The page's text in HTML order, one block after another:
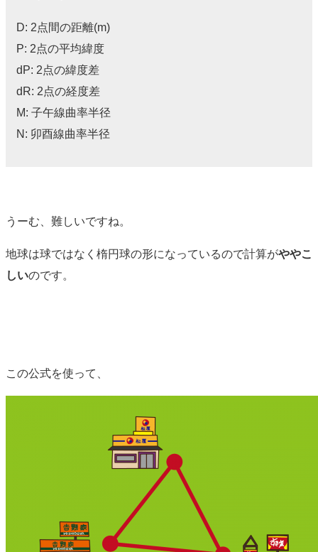
D: 2点間の距離(m)
P: 2点の平均緯度
dP: 2点の緯度差
dR: 2点の経度差
M: 子午線曲率半径
N: 卯酉線曲率半径
うーむ、難しいですね。
地球は球ではなく楕円球の形になっているので計算がややこ
しいのです。
この公式を使って、